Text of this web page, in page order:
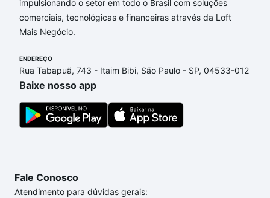
Aqui na Loft temos a oferta ideal para você, com
Apartamentos com 1 banheiro à venda em Jardim
custam a partir de R$ 0 e com nossas opções de
financiamento imobiliário as parcelas podem se
adequar ao seu orçamento. Se ainda tem alguma
dúvida dos custos envolvidos no processo de
compra, veja em nosso portal quanto custa comprar
impulsionando o setor em todo o Brasil com soluções
comerciais, tecnológicas e financeiras através da Loft
Mais Negócio.
ENDEREÇO
Rua Tabapuã, 743 - Itaim Bibi, São Paulo - SP, 04533-012
Baixe nosso app
Fale Conosco
Atendimento para dúvidas gerais: